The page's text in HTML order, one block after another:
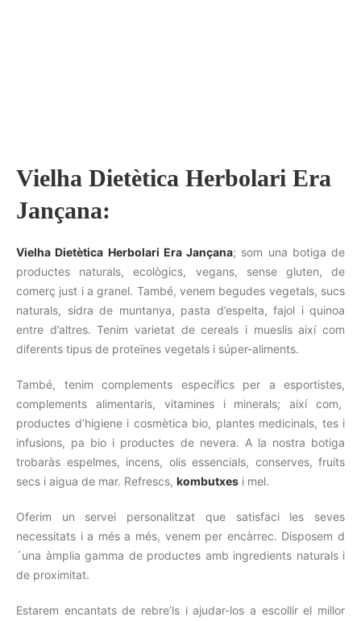
Vielha Dietètica Herbolari Era
Jançana:
Vielha Dietètica Herbolari Era Jançana; som una botiga de
productes naturals, ecològics, vegans, sense gluten, de
comerç just i a granel. També, venem begudes vegetals, sucs
naturals, sidra de muntanya, pasta d’espelta, fajol i quinoa
entre d’altres. Tenim varietat de cereals i mueslis així com
diferents tipus de proteïnes vegetals i súper-aliments.
També, tenim complements específics per a esportistes,
complements alimentaris, vitamines i minerals; així com,
productes d’higiene i cosmètica bio, plantes medicinals, tes i
infusions, pa bio i productes de nevera. A la nostra botiga
trobaràs espelmes, incens, olis essencials, conserves, fruits
secs i aigua de mar. Refrescs, kombutxes i mel.
Oferim un servei personalitzat que satisfaci les seves
necessitats i a més a més, venem per encàrrec. Disposem d
´una àmplia gamma de productes amb ingredients naturals i
de proximitat.
Estarem encantats de rebre’ls i ajudar-los a escollir el millor